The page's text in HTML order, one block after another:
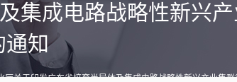
集成电路战略性新兴
通知
关于印发广东省培育半导体及集成电路战略性新兴产业集群